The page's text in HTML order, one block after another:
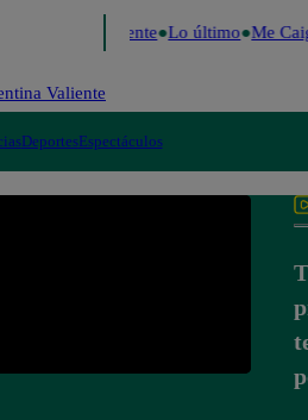
Valentina Valiente Lo último Me
Valiente
DeportesEspectáculos